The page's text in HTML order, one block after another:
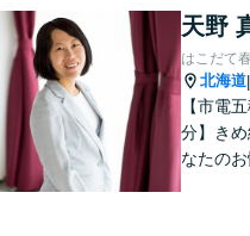
天野
はこだて
北海道|
【市電
分】き
なたのお